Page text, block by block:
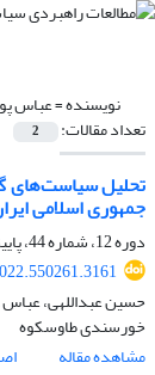
نویسنده =عباس
تعداد مقالات: 2
تحلیل سیاست‌های‌
جمهوری اسلامی
دوره 12، شماره 44، پاییز 1401، صفحه
حسین عبداللهی، عباس
خورسندی طاوسکوه
مشاهده مقاله